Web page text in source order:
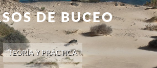
DE BUCEO
TEORÍA Y PRÁCTICA